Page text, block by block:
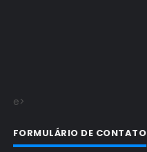
e>
FORMULÁRIO DE CONTATO